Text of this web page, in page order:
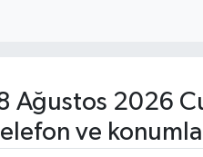
Ağustos 2026
ve